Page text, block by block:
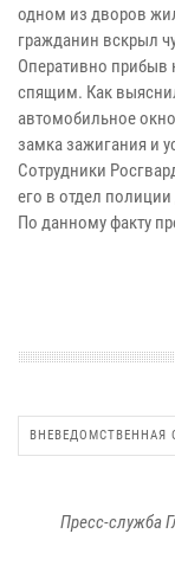
одном из дворов
гражданин вскрыл
Оперативно прибыв
спящим. Как
автомобильное
замка зажигания и
Сотрудники
его в отдел
По данному факту
ВНЕВЕДОМСТВЕННАЯ
Пресс-служба